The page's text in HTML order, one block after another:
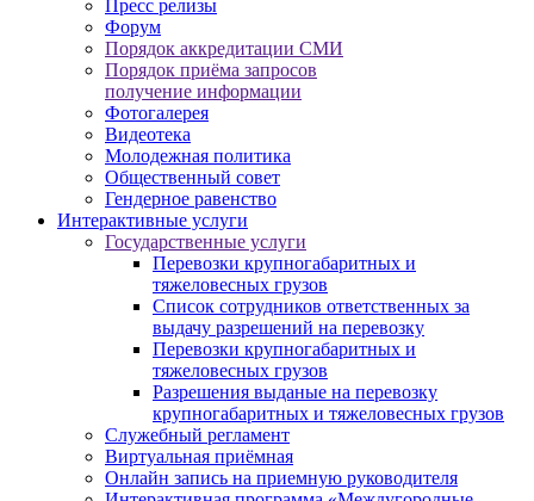
Пресс релизы
Форум
Порядок аккредитации СМИ
Порядок приёма запросов
получение информации
Фотогалерея
Видеотека
Молодежная политика
Общественный совет
Гендерное равенство
Интерактивные услуги
Государственные услуги
Перевозки крупногабаритных и
тяжеловесных грузов
Список сотрудников ответственных за
выдачу разрешений на перевозку
Перевозки крупногабаритных и
тяжеловесных грузов
Разрешения выданые на перевозку
крупногабаритных и тяжеловесных грузов
Служебный регламент
Виртуальная приёмная
Онлайн запись на приемную руководителя